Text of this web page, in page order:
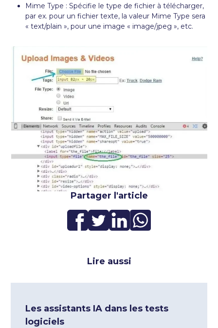
Partager l'article
Mime Type : Spécifie le type de fichier à télécharger,
par ex. pour un fichier texte, la valeur Mime Type sera
« text/plain », pour une image « image/jpeg », etc.
Lire aussi
Les assistants IA dans les tests
logiciels